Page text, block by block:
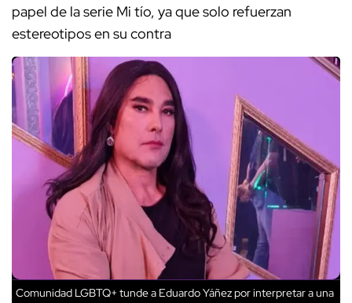
papel de la serie Mi tío, ya que solo refuerzan
estereotipos en su contra
Comunidad LGBTQ+ tunde a Eduardo Yáñez por interpretar a una